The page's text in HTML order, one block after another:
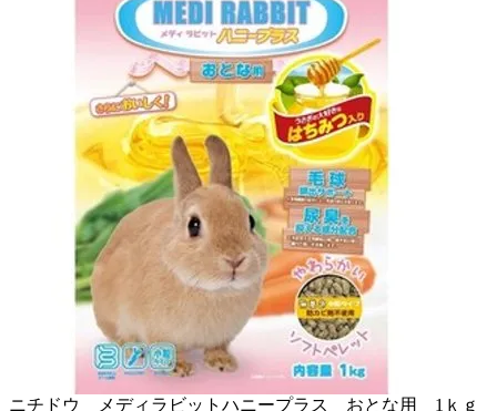
ニチドウ メディラビットハニープラス おとな用 1ｋｇ